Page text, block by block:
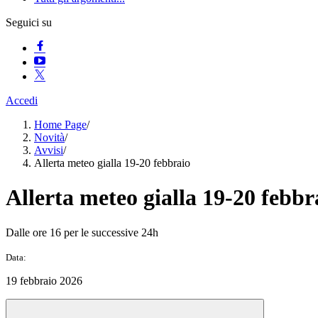
Seguici su
Accedi
Home Page/
Novità/
Avvisi/
Allerta meteo gialla 19-20 febbraio
Allerta meteo gialla 19-20
Dalle ore 16 per le successive 24h
Data:
19 febbraio 2026